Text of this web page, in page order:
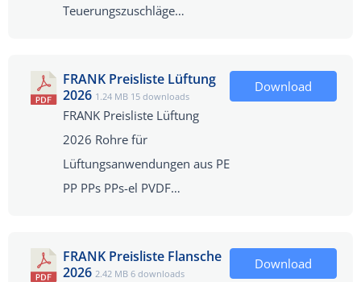
Teuerungszuschläge…
FRANK Preisliste Lüftung
2026 1.24 MB 15 downloads
FRANK Preisliste Lüftung
2026 Rohre für
Lüftungsanwendungen aus PE
PP PPs PPs-el PVDF…
Download
FRANK Preisliste Flansche
2026 2.42 MB 6 downloads
Download